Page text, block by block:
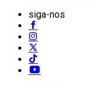
siga-nos